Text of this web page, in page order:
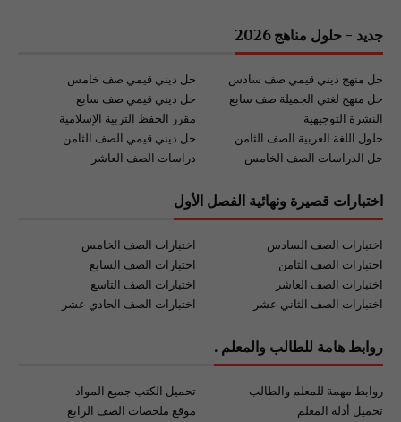
جديد - حلول مناهج 2026
حل ديني قيمي صف خامس
حل منهج ديني قيمي صف سادس
حل ديني قيمي صف سابع
حل منهج لغتي الجميلة صف سابع
مقرر الحفظ التربية الإسلامية
النشرة التوجيهية
حل ديني قيمي الصف الثامن
حلول اللغة العربية الصف الثامن
دراسات الصف العاشر
حل الدراسات الصف الخامس
اختبارات قصيرة ونهائية الفصل الأول
اختبارات الصف الخامس
اختبارات الصف السادس
اختبارات الصف السابع
اختبارات الصف الثامن
اختبارات الصف التاسع
اختبارات الصف العاشر
اختبارات الصف الحادي عشر
اختبارات الصف الثاني عشر
روابط هامة للطالب والمعلم .
تحميل الكتب جميع المواد
روابط مهمة للمعلم والطالب
موقع ملخصات الصف الرابع
تحميل أدلة المعلم